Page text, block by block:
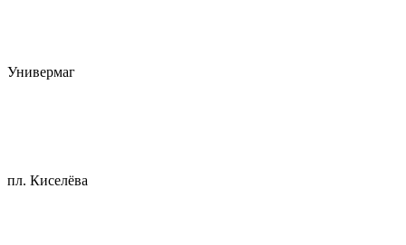
Универмаг
пл. Киселёва